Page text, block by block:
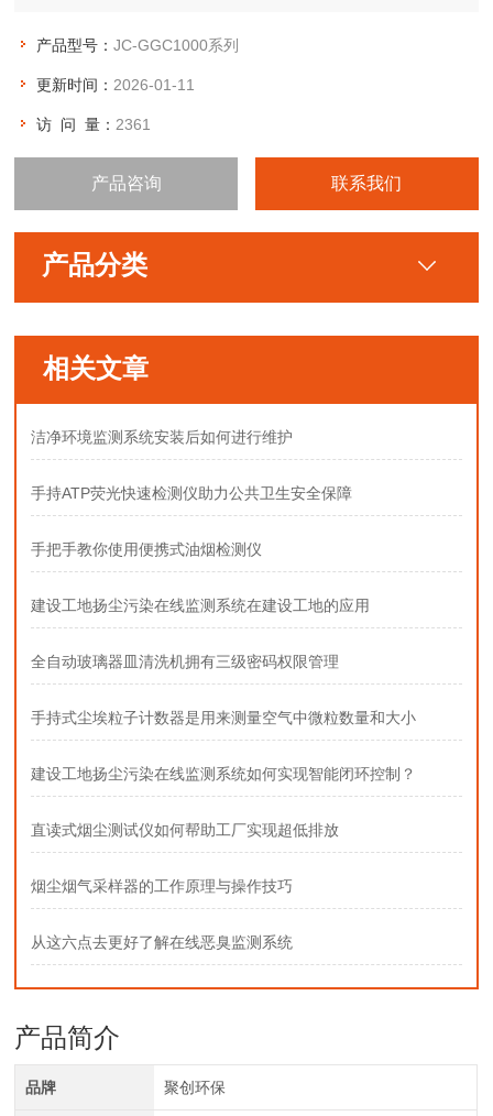
产品型号：JC-GGC1000系列
更新时间： 2026-01-11
访 问 量： 2361
产品咨询 联系我们
产品分类
相关文章
洁净环境监测系统安装后如何进行维护
手持ATP荧光快速检测仪助力公共卫生安全保障
手把手教你使用便携式油烟检测仪
建设工地扬尘污染在线监测系统在建设工地的应用
全自动玻璃器皿清洗机拥有三级密码权限管理
手持式尘埃粒子计数器是用来测量空气中微粒数量和大小
建设工地扬尘污染在线监测系统如何实现智能闭环控制？
直读式烟尘测试仪如何帮助工厂实现超低排放
烟尘烟气采样器的工作原理与操作技巧
从这六点去更好了解在线恶臭监测系统
产品简介
品牌 聚创环保